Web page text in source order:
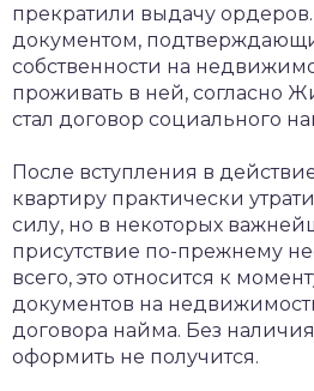
прекратили выдачу
документом,
собственности на
проживать в ней, согласно
стал договор социального
После вступления в
квартиру практически
силу, но в некоторых
присутствие по-прежнему
всего, это относится к
документов на
договора найма. Без
оформить не получится.